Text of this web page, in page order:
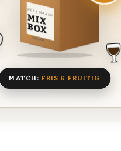
DEZE MAAND
MIX
BOX
8 BIEREN
MATCH: FRIS & FRUITIG